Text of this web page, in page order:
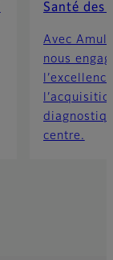
Santé des
Avec
nous
centre.